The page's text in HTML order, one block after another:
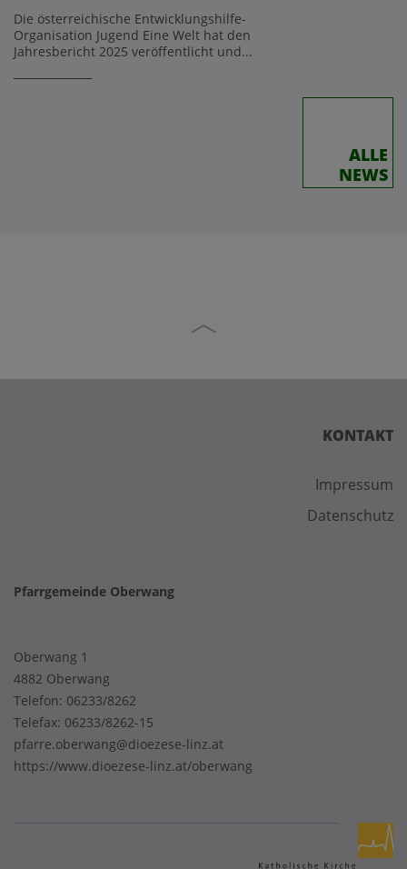
Die österreichische Entwicklungshilfe-
Organisation Jugend Eine Welt hat den
Jahresbericht 2025 veröffentlicht und...
ALLE
NEWS
KONTAKT
Impressum
Datenschutz
Pfarrgemeinde Oberwang
Oberwang 1
4882 Oberwang
Telefon: 06233/8262
Telefax: 06233/8262-15
pfarre.oberwang@dioezese-linz.at
https://www.dioezese-linz.at/oberwang